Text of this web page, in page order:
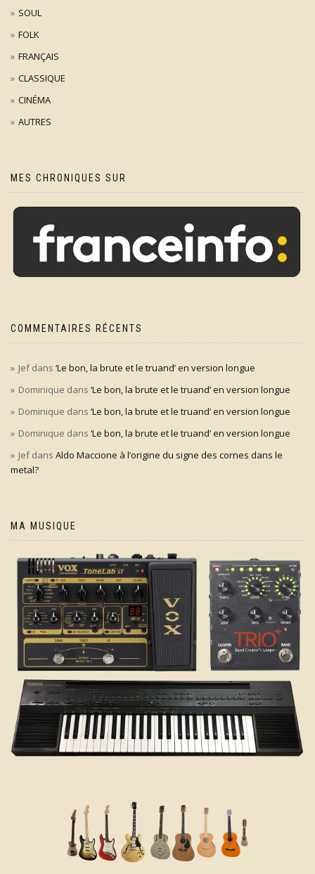
SOUL
FOLK
FRANÇAIS
CLASSIQUE
CINÉMA
AUTRES
MES CHRONIQUES SUR
COMMENTAIRES RÉCENTS
Jefdans ‘Le bon, la brute et le truand’ en version longue
Dominique dans ‘Le bon, la brute et le truand’ en version longue
Dominique dans ‘Le bon, la brute et le truand’ en version longue
Dominique dans ‘Le bon, la brute et le truand’ en version longue
Jefdans Aldo Maccione à l’origine du signe des cornes dans le
metal?
MA MUSIQUE